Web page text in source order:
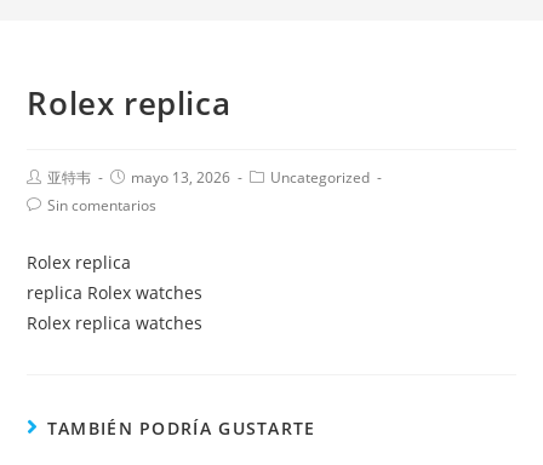
Rolex replica
亚特韦 mayo 13, 2026
Uncategorized
Sin comentarios
Rolex replica
replica Rolex watches
Rolex replica watches
TAMBIÉN PODRÍA GUSTARTE